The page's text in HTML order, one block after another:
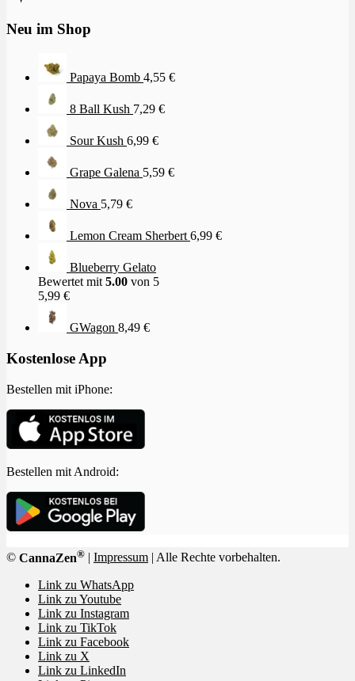
Neu im Shop
Papaya Bomb 4,55 €
8 Ball Kush 7,29 €
Sour Kush 6,99 €
Grape Galena 5,59 €
Nova 5,79 €
Lemon Cream Sherbert 6,99 €
Blueberry Gelato
Bewertet mit 5.00 von 5
5,99 €
GWagon 8,49 €
Kostenlose App
Bestellen mit iPhone:
Bestellen mit Android:
© CannaZen® Impressum | Alle Rechte vorbehalten.
Link zu WhatsApp
Link zu Youtube
Link zu Instagram
Link zu TikTok
Link zu Facebook
Link zu X
Link zu LinkedIn